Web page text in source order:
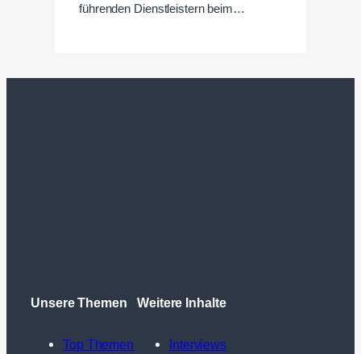
führenden Dienstleistern beim…
Unsere Themen
Top Themen
Weitere Inhalte
Interviews